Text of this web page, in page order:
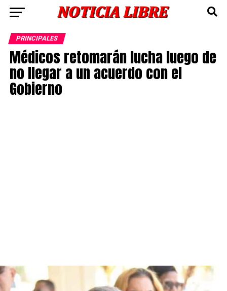
PRINCIPALES
Médicos retomarán lucha luego de
no llegar a un acuerdo con el
Gobierno